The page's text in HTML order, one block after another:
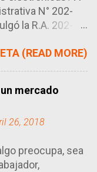
N° 202-
la R.A. 202-
la manera en
en este caso
son como
abogados
para
en gran medida
para algunos
(READ MORE)
mercado
26, 2018
preocupa, sea